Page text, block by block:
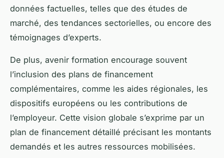
données factuelles, telles que des études de
marché, des tendances sectorielles, ou encore des
témoignages d’experts.
De plus, avenir formation encourage souvent
l’inclusion des plans de financement
complémentaires, comme les aides régionales, les
dispositifs européens ou les contributions de
l’employeur. Cette vision globale s’exprime par un
plan de financement détaillé précisant les montants
demandés et les autres ressources mobilisées.